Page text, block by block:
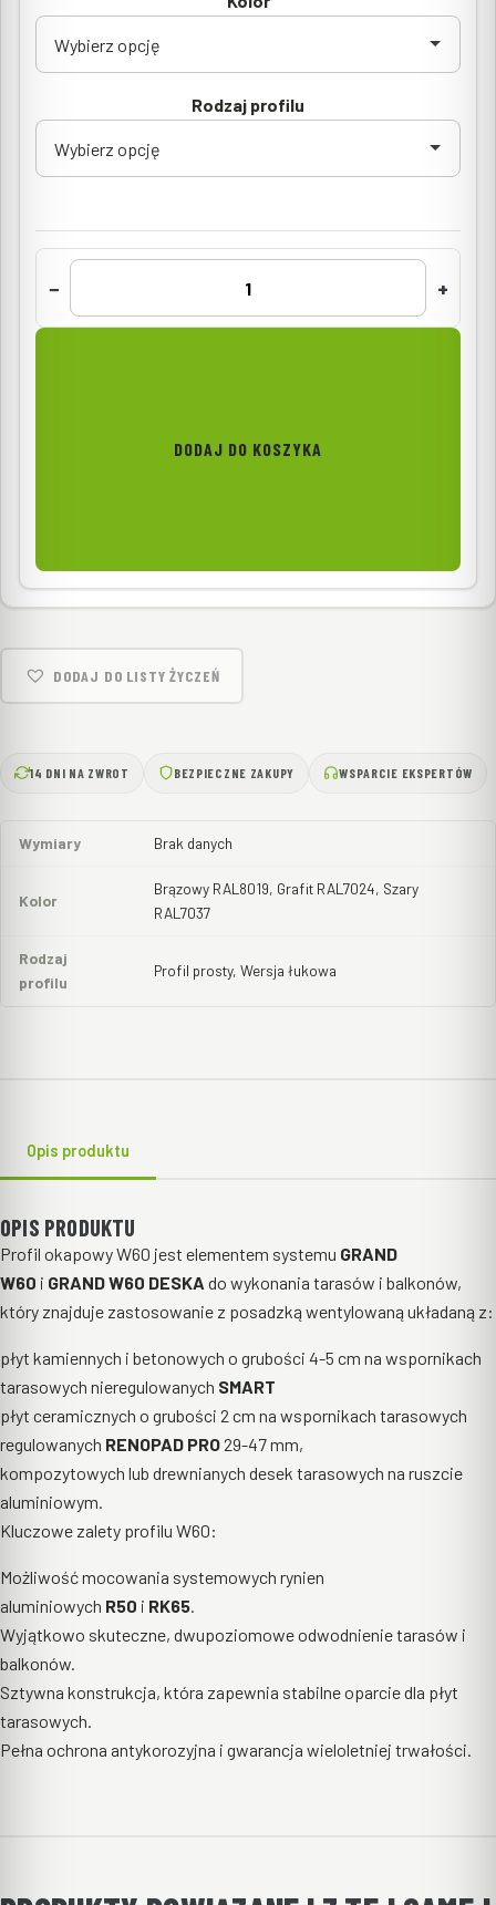
Rodzaj profilu
ilość
Profil
− +
DODAJ DO KOSZYKA
DODAJ DO LISTY ŻYCZEŃ
14 DNI NA ZWROT BEZPIECZNE ZAKUPY WSPARCIE EKSPERTÓW
Wymiary Brak danych
Kolor
Brązowy RAL8019, Grafit RAL7024, Szary
RAL7037
Rodzaj
profilu
Profil prosty, Wersja łukowa
Opis produktu
OPIS PRODUKTU
Profil okapowy W60 jest elementem systemu GRAND
W60 i GRAND W60 DESKA do wykonania tarasów i balkonów,
który znajduje zastosowanie z posadzką wentylowaną układaną z:
płyt kamiennych i betonowych o grubości 4-5 cm na wspornikach
tarasowych nieregulowanych SMART
płyt ceramicznych o grubości 2 cm na wspornikach tarasowych
regulowanych RENOPAD PRO 29-47 mm,
kompozytowych lub drewnianych desek tarasowych na ruszcie
aluminiowym.
Kluczowe zalety profilu W60:
Możliwość mocowania systemowych rynien
aluminiowych R50 i RK65
Wyjątkowo skuteczne, dwupoziomowe odwodnienie tarasów i
balkonów.
Sztywna konstrukcja, która zapewnia stabilne oparcie dla płyt
tarasowych.
Pełna ochrona antykorozyjna i gwarancja wieloletniej trwałości.